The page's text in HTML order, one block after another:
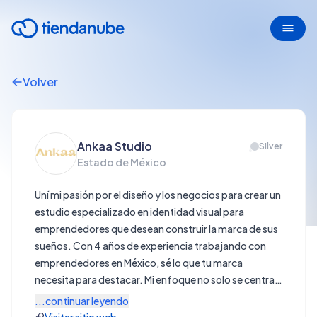
Volver
Ankaa Studio Silver
Estado de México
Uní mi pasión por el diseño y los negocios para crear un
estudio especializado en identidad visual para
emprendedores que desean construir la marca de sus
sueños. Con 4 años de experiencia trabajando con
emprendedores en México, sé lo que tu marca
necesita para destacar. Mi enfoque no solo se centra
en el branding, esencial para atraer y enamorar a tu
cliente ideal en los primeros 3 segundos, sino también
...continuar leyendo